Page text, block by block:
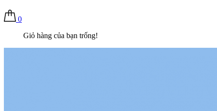
0
Giỏ hàng của bạn trống!